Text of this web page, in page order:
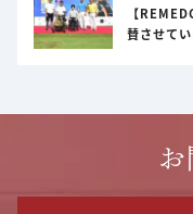
【
賛させてい
お